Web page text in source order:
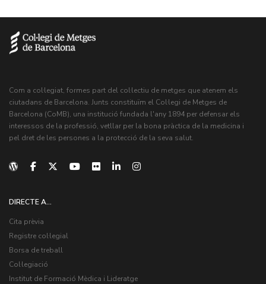
Com a col·legiat, formes part del col·lectiu de metges que atenem els
ciutadans de Barcelona. Junts constituïm el Col·legi de Metges de
Barcelona (CoMB), una institució fundada l'any 1894 per defensar els
interessos de la professió, vetllar per la bona pràctica de la medicina i
pel dret de les persones a la protecció de la seva salut.
DIRECTE A...
Cita prèvia
Registre col·legial
Borsa de treball
Col·legiació
Institut de Formació Mèdica i Lideratge